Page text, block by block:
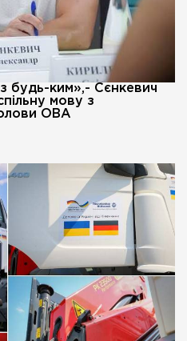
будь-ким»,- Сєнкевич
мову з
ОВА